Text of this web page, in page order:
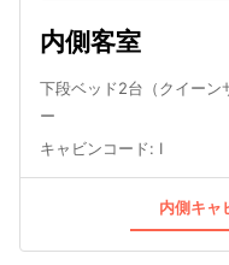
内側客室
下段ベッド2台（クイーン
ー
キャビンコード: I
内側キャ